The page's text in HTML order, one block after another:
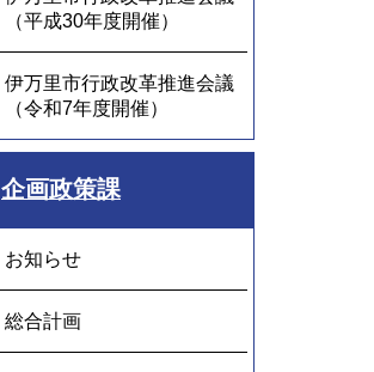
（平成30年度開催）
伊万里市行政改革推進会議
（令和7年度開催）
企画政策課
お知らせ
総合計画